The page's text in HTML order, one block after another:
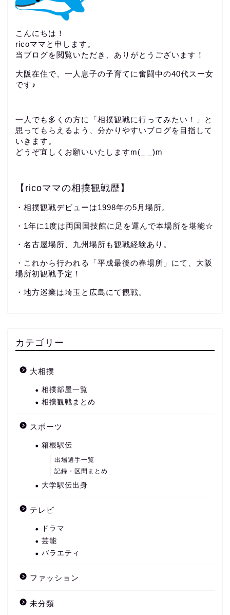
こんにちは！
ricoママと申します。
当ブログを閲覧いただき、ありがとうございます！
大阪在住で、一人息子の子育てに奮闘中の40代スー女
です♪
一人でも多くの方に「相撲観戦に行ってみたい！」と
思ってもらえるよう、分かりやすいブログを目指して
いきます。
どうぞ宜しくお願いいたしますm(_ _)m
【ricoママの相撲観戦歴】
・相撲観戦デビューは1998年の5月場所。
・1年に1度は両国国技館に足を運んで本場所を堪能☆
・名古屋場所、九州場所も観戦経験あり。
・これから行われる「平成最後の春場所」にて、大阪
場所初観戦予定！
・地方巡業は埼玉と広島にて観戦。
カテゴリー
大相撲
相撲部屋一覧
相撲観戦まとめ
スポーツ
箱根駅伝
出場選手一覧
記録・区間まとめ
大学駅伝出身
テレビ
ドラマ
芸能
バラエティ
ファッション
未分類